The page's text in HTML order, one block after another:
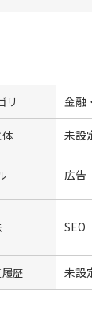
リ 金融
未設
広告
SEO
歴 未設